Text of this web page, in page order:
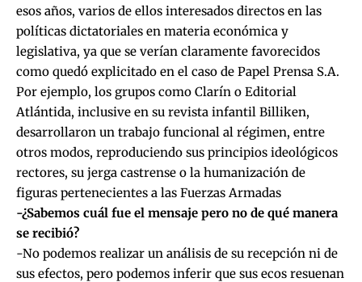
esos años, varios de ellos interesados directos en las
políticas dictatoriales en materia económica y
legislativa, ya que se verían claramente favorecidos
como quedó explicitado en el caso de Papel Prensa S.A.
Por ejemplo, los grupos como Clarín o Editorial
Atlántida, inclusive en su revista infantil Billiken,
desarrollaron un trabajo funcional al régimen, entre
otros modos, reproduciendo sus principios ideológicos
rectores, su jerga castrense o la humanización de
figuras pertenecientes a las Fuerzas Armadas
-¿Sabemos cuál fue el mensaje pero no de qué manera
se recibió?
-No podemos realizar un análisis de su recepción ni de
sus efectos, pero podemos inferir que sus ecos resuenan